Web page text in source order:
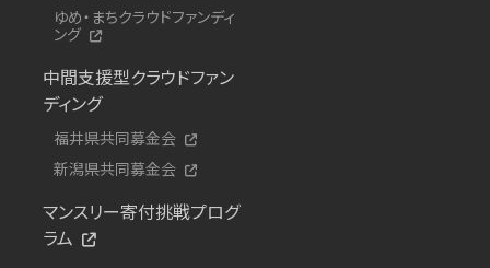
ゆめ・まちクラウドファンディ
ング
中間支援型クラウドファン
ディング
福井県共同募金会
新潟県共同募金会
マンスリー寄付挑戦プログ
ラム